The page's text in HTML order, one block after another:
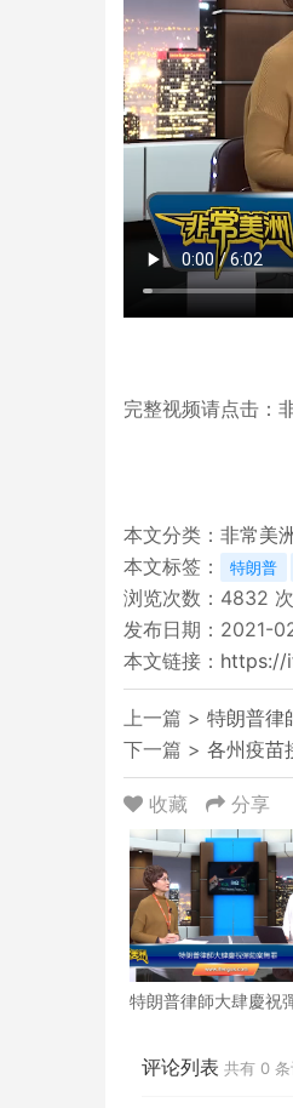
完整视频请点击：
本文分类： 非常美洲
本文标签：
特朗普
浏览次数： 4832
发布日期：2021-
本文链接： https://
上一篇 > 特朗普律
下一篇 > 各州疫苗
收藏 分享
特朗普律師大肆慶祝
评论列表 共有 0